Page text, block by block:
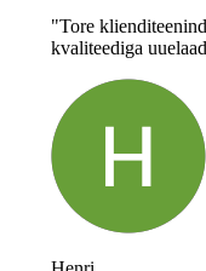
"Tore
kvaliteediga